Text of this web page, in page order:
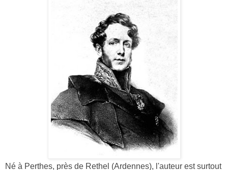
Né à Perthes, près de Rethel (Ardennes), l'auteur est surtout